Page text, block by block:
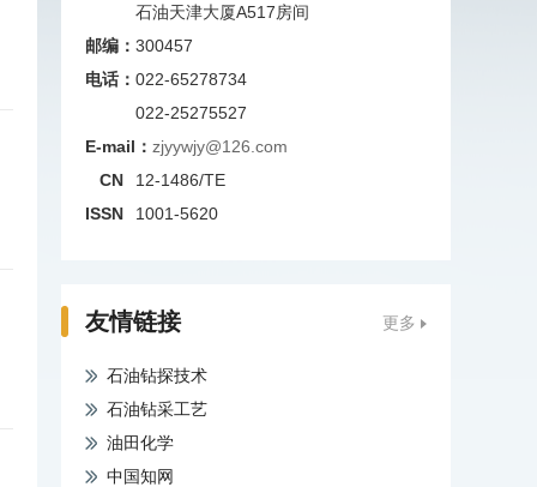
石油天津大厦A517房间
邮编： 300457
电话： 022-65278734
022-25275527
E-mail： zjyywjy@126.com
CN
12-1486/TE
ISSN
1001-5620
友情链接 更多
石油钻探技术
石油钻采工艺
油田化学
中国知网